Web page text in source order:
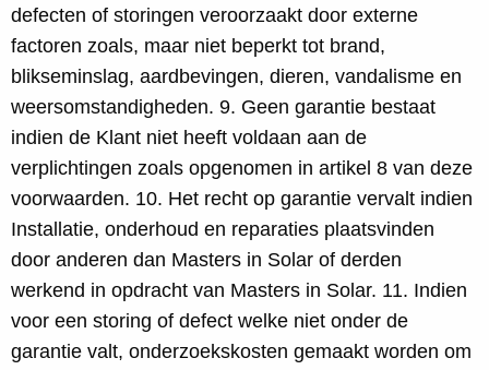
defecten of storingen veroorzaakt door externe
factoren zoals, maar niet beperkt tot brand,
blikseminslag, aardbevingen, dieren, vandalisme en
weersomstandigheden. 9. Geen garantie bestaat
indien de Klant niet heeft voldaan aan de
verplichtingen zoals opgenomen in artikel 8 van deze
voorwaarden. 10. Het recht op garantie vervalt indien
Installatie, onderhoud en reparaties plaatsvinden
door anderen dan Masters in Solar of derden
werkend in opdracht van Masters in Solar. 11. Indien
voor een storing of defect welke niet onder de
garantie valt, onderzoekskosten gemaakt worden om